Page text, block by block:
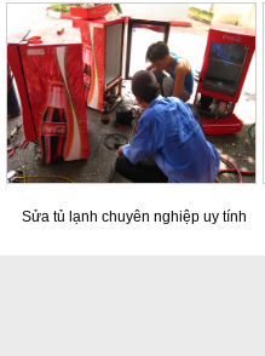
Sửa tủ lạnh chuyên nghiệp uy tính